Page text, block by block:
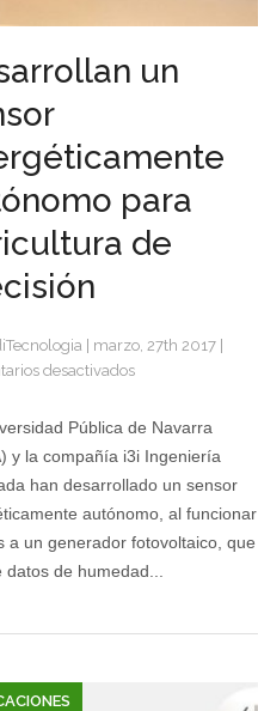
un
para
de
marzo, 27th 2017
desactivadosen
un
energéticamente
autónomo
para
agricultura
de
Pública de Navarra
y la compañía i3i Ingeniería
han desarrollado un sensor
autónomo, al funcionar
a un generador fotovoltaico, que
datos de humedad...